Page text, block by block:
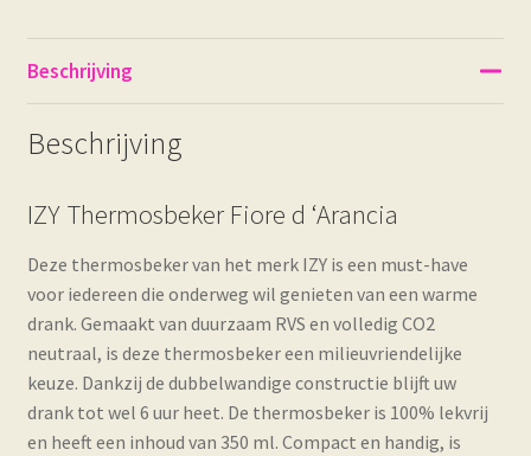
Beschrijving
Beschrijving
IZY Thermosbeker Fiore d ‘Arancia
Deze thermosbeker van het merk IZY is een must-have
voor iedereen die onderweg wil genieten van een warme
drank. Gemaakt van duurzaam RVS en volledig CO2
neutraal, is deze thermosbeker een milieuvriendelijke
keuze. Dankzij de dubbelwandige constructie blijft uw
drank tot wel 6 uur heet. De thermosbeker is 100% lekvrij
en heeft een inhoud van 350 ml. Compact en handig, is